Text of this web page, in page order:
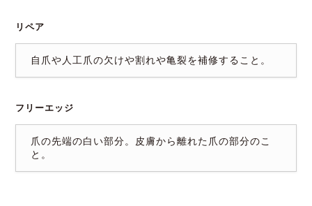
リペア
自爪や人工爪の欠けや割れや亀裂を補修すること。
フリーエッジ
爪の先端の白い部分。皮膚から離れた爪の部分のこ
と。